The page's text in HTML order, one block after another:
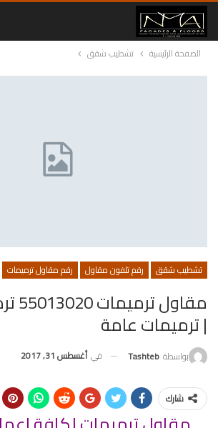
الصفحة الرئيسية تشطيب شقق
تشطيب شقق رقم تلفون مقاول رقم مقاول ترميمات
| ترميمات عامة
بواسطة Tashteb في أغسطس 31, 2017
شارك